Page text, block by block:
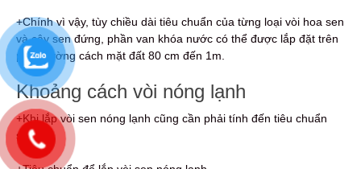
+Chính vì vậy, tùy chiều dài tiêu chuẩn của từng loại vòi hoa sen
và cây sen đứng, phần van khóa nước có thể được lắp đặt trên
phần tường cách mặt đất 80 cm đến 1m.
Khoảng cách vòi nóng lạnh
+Khi lắp vòi sen nóng lạnh cũng cần phải tính đến tiêu chuẩn
sau: